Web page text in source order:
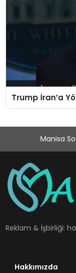
Trump İran’a
Manisa
Reklam & İşbirliği:
Hakkımızda